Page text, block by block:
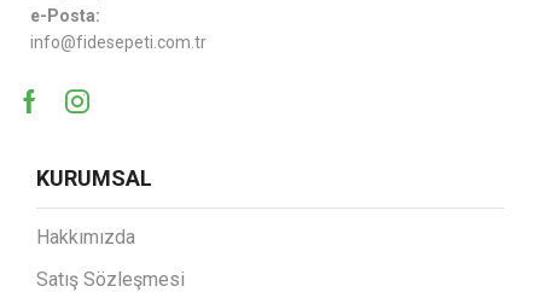
e-Posta:
info@fidesepeti.com.tr
KURUMSAL
Hakkımızda
Satış Sözleşmesi